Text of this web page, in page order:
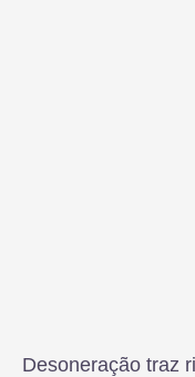
Desoneração traz